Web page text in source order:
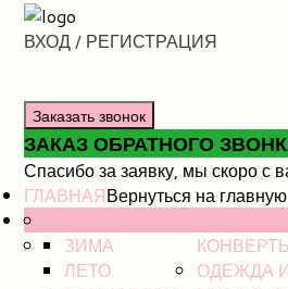
ВХОД / РЕГИСТРАЦИЯ
Заказать звонок
ЗАКАЗ ОБРАТНОГО
Спасибо за заявку, мы скоро с
ГЛАВНАЯВернуться на главную
ЗИМА
ЛЕТО
ОДЕЖДА